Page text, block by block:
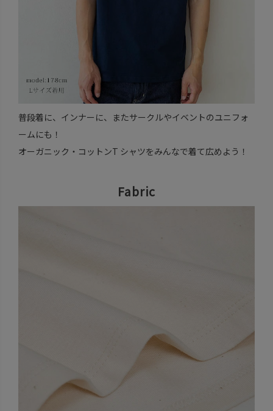
普段着に、インナーに、またサークルやイベントのユニフォ
ームにも！
オーガニック・コットンT シャツをみんなで着て広めよう！
Fabric